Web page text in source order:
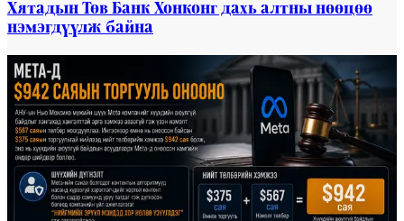
Хятадын Төв Банк Хонконг дахь алтны нөөцөө
нэмэгдүүлж байна
Мэдээ #dailynews